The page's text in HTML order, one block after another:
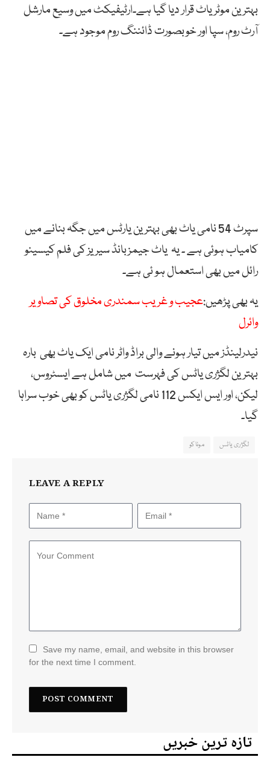
بہترین موٹر یاٹ قرار دیا گیا ہے۔ارٹیفیکٹ میں وسیع مارشل
آرٹ روم، سپا اور خوبصورت ڈائننگ روم موجود ہے۔
سپرٹ 54 نامی یاٹ بھی بہترین یارٹس میں جگہ بنانے میں
کامیاب ہوئی ہے ۔ یہ یاٹ جیمزبانڈ سیریز کی فلم کیسینو
رائل میں بھی استعمال ہو ئی ہے۔
یہ بھی پڑھیں:عجیب و غریب سمندری مخلوق کی تصاویر
وائرل
نیدرلینڈز میں تیار ہونے والی براڈ واٹر نامی ایک یاٹ بھی بارہ
بہترین لگژری یاٹس کی فہرست میں شامل ہے ایسٹروس،
لیکن، اور ایس ایکس 112 نامی لگژری یاٹس کو بھی خوب سراہا
گیا۔
لگژری یاٹس موناکو
LEAVE A REPLY
Save my name, email, and website in this browser
for the next time I comment.
تازہ ترین خبریں